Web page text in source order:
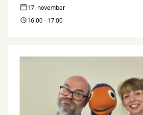
17. november
16:00 - 17:00